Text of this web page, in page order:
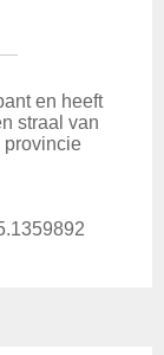
en heeft
straal van
provincie